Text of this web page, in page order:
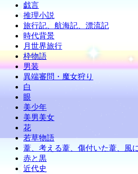
戯言
推理小説
旅行記、航海記、漂流記
時代背景
月世界旅行
枠物語
男装
異端審問・魔女狩り
白
眼
美少年
美男美女
花
若草物語
葦、考える葦、傷付いた葦、風
赤と黒
近代史